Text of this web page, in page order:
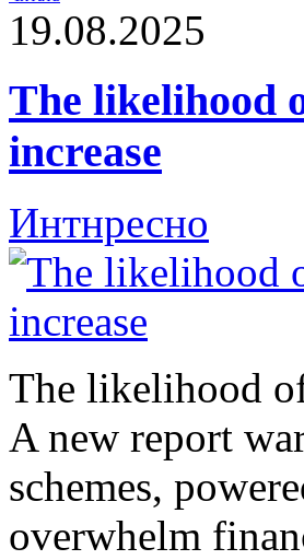
19.08.2025
The likelihood
increase
Интнресно
The likelihood
A new report
schemes,
overwhelm